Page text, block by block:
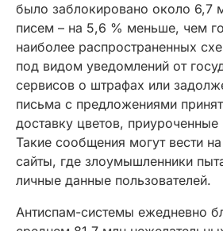
было заблокировано около 6,7
писем – на 5,6 % меньше, чем
наиболее распространенных
под видом уведомлений от
сервисов о штрафах или
письма с предложениями
доставку цветов,
Такие сообщения могут вести
сайты, где злоумышленники
личные данные пользователей.
Антиспам-системы ежедневно